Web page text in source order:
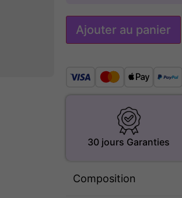
Ajouter au panier
30 jours Garanties
Composition